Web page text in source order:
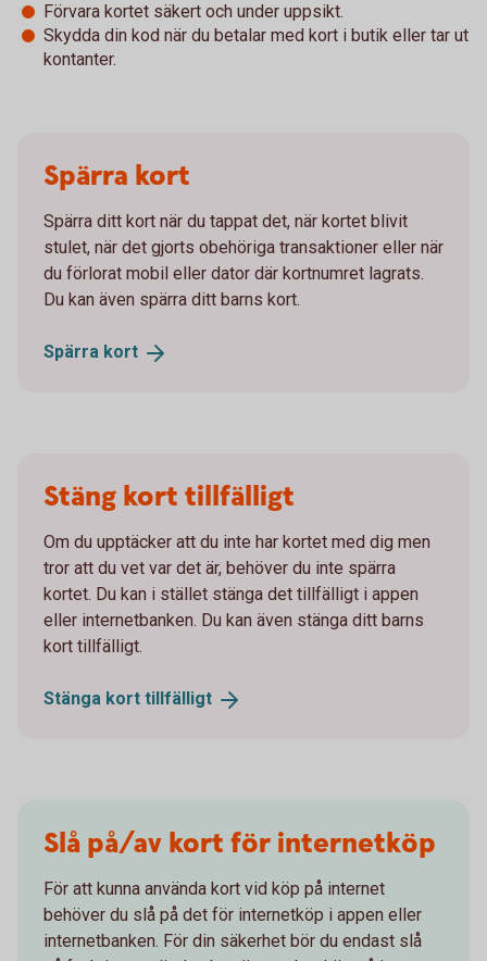
Förvara kortet säkert och under uppsikt.
Skydda din kod när du betalar med kort i butik eller tar ut
kontanter.
Spärra kort
Spärra ditt kort när du tappat det, när kortet blivit
stulet, när det gjorts obehöriga transaktioner eller när
du förlorat mobil eller dator där kortnumret lagrats.
Du kan även spärra ditt barns kort.
Spärra kort
Stäng kort tillfälligt
Om du upptäcker att du inte har kortet med dig men
tror att du vet var det är, behöver du inte spärra
kortet. Du kan i stället stänga det tillfälligt i appen
eller internetbanken. Du kan även stänga ditt barns
kort tillfälligt.
Stänga kort tillfälligt
Slå på/av kort för internetköp
För att kunna använda kort vid köp på internet
behöver du slå på det för internetköp i appen eller
internetbanken. För din säkerhet bör du endast slå